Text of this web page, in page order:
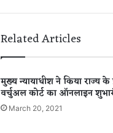
के
लि
रा
ज्य
के
Related Articles
मुख्य न्यायाधीश ने किया राज्य के
वर्चुअल कोर्ट का ऑनलाइन
March 20, 2021